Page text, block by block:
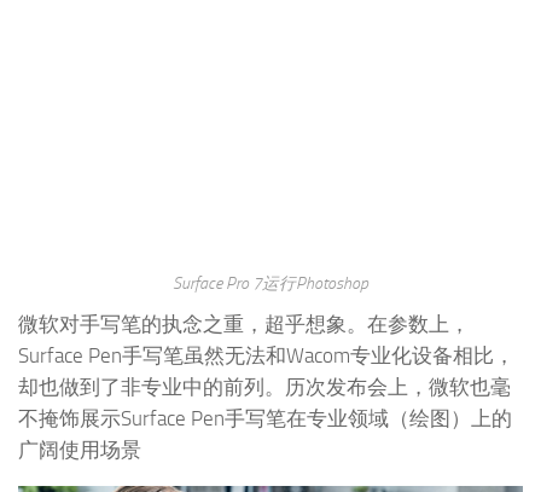
Surface Pro 7运行Photoshop
微软对手写笔的执念之重，超乎想象。在参数上，
Surface Pen手写笔虽然无法和Wacom专业化设备相比，
却也做到了非专业中的前列。历次发布会上，微软也毫
不掩饰展示Surface Pen手写笔在专业领域（绘图）上的
广阔使用场景